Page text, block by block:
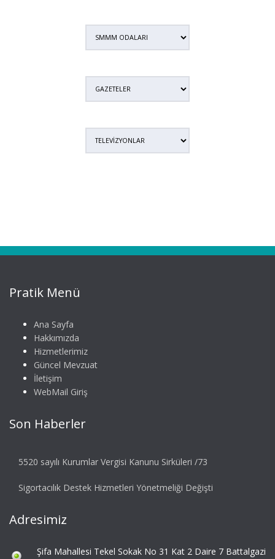
Pratik Menü
Ana Sayfa
Hakkımızda
Hizmetlerimiz
Güncel Mevzuat
İletişim
WebMail Giriş
Son Haberler
5520 sayılı Kurumlar Vergisi Kanunu Sirküleri /73
Sigortacılık Destek Hizmetleri Yönetmeliği Değişti
Adresimiz
Şifa Mahallesi Tekel Sokak No 31 Kat 2 Daire 7 Battalgazi